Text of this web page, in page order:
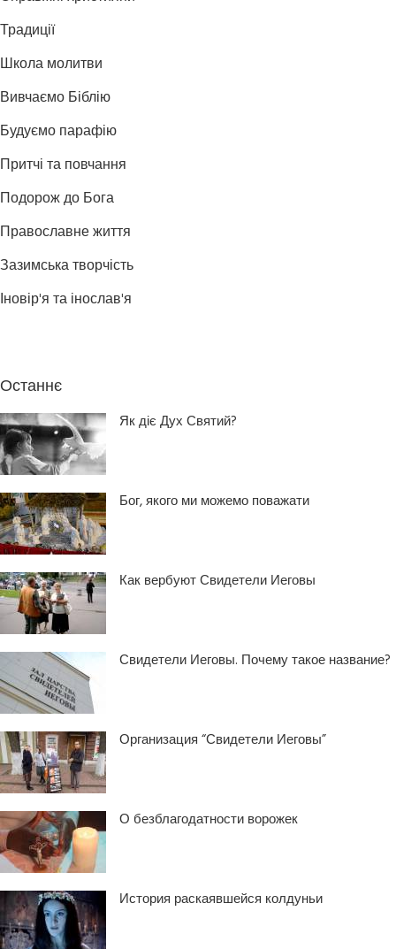
Традиції
Школа молитви
Вивчаємо Біблію
Будуємо парафію
Притчі та повчання
Подорож до Бога
Православне життя
Зазимська творчість
Іновір'я та інослав'я
Останнє
Як діє Дух Святий?
Бог, якого ми можемо поважати
Как вербуют Свидетели Иеговы
Свидетели Иеговы. Почему такое название?
Организация “Свидетели Иеговы”
О безблагодатности ворожек
История раскаявшейся колдуньи